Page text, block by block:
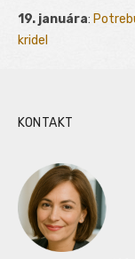
19. januára:
kridel
KONTAKT